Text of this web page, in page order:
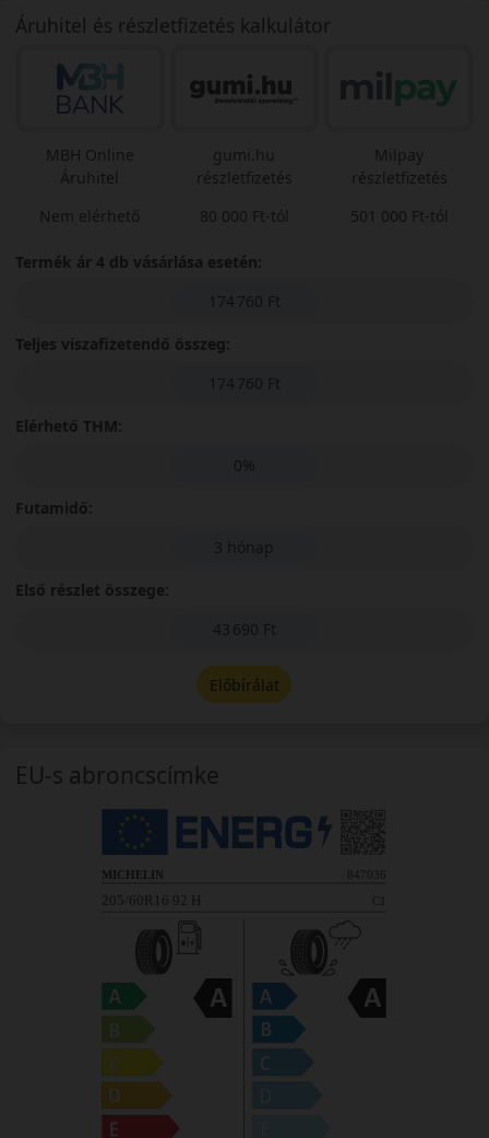
Áruhitel és részletfizetés kalkulátor
MBH Online
Áruhitel
Nem elérhető
gumi.hu
részletfizetés
80 000 Ft-tól
Milpay
részletfizetés
501 000 Ft-tól
Termék ár 4 db vásárlása esetén:
174 760 Ft
Teljes viszafizetendő összeg:
174 760 Ft
Elérhető THM:
0%
Futamidő:
3 hónap
Első részlet összege:
43 690 Ft
Előbírálat
EU-s abroncscímke